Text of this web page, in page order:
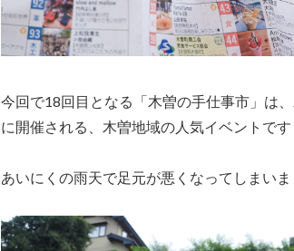
今回で18回目となる「木曽の手仕事市」は
に開催される、木曽地域の人気イベントです
あいにくの雨天で足元が悪くなってしまい